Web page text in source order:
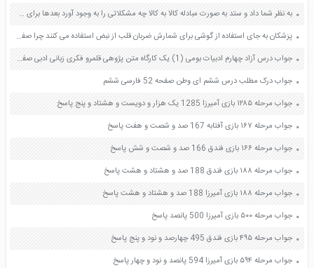
به نظر شما داد و ستد به صورت مبادله کالا به کالا چه مشکلاتی را به وجود آورد بعدها برای حل این مشکلات چه وسایلی اختراع شد صفحه 36 مطالعات اجتماعی چهارم
پزشکان به جای استفاده از گوشی برای شمارش ضربان قلب از نبض استفاده می کنند چرا صفحه 122 علوم هفتم
جواب درس آزاد چهارم ادبیات بومی (1) یک کارگاه متن پژوهی قلمرو فکری زبانی ادبی صفحه 32 و 33 فارسی دوازدهم
جواب درک مطلب درس ششم ای وطن صفحه 52 فارسی ششم
جواب مرحله ۱۲۸۵ بازی آمیرزا 1285 یک هزار و دویست و هشتاد و پنج پاسخ
جواب مرحله ۱۶۷ بازی آفتابه 167 صد و شصت و هفت پاسخ
جواب مرحله ۱۶۶ بازی فندق 166 صد و شصت و شش پاسخ
جواب مرحله ۱۸۸ بازی فندق 188 صد و هشتاد و هشت پاسخ
جواب مرحله ۱۸۸ بازی آمیرزا 188 صد و هشتاد و هشت پاسخ
جواب مرحله ۵۰۰ بازی آمیرزا 500 پانصد پاسخ
جواب مرحله ۴۹۵ بازی فندق 495 چهارصد و نود و پنج پاسخ
جواب مرحله ۵۹۴ بازی آمیرزا 594 پانصد و نود و چهار پاسخ